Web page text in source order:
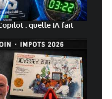
: quelle IA fait